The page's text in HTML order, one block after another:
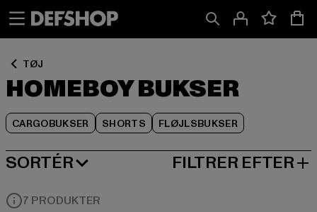
TØJ
HOMEBOY BUKSER
CARGOBUKSER SHORTS FLØJLSBUKSER
SORTÉR
MEST POPULÆRE FILTRER EFTER
7 PRODUKTER